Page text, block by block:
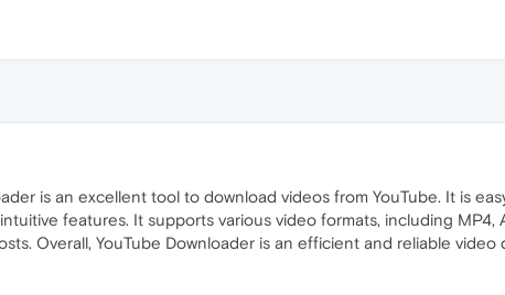
is an excellent tool to download videos from YouTube. It is
features. It supports various video formats, including
Overall, YouTube Downloader is an efficient and reliable